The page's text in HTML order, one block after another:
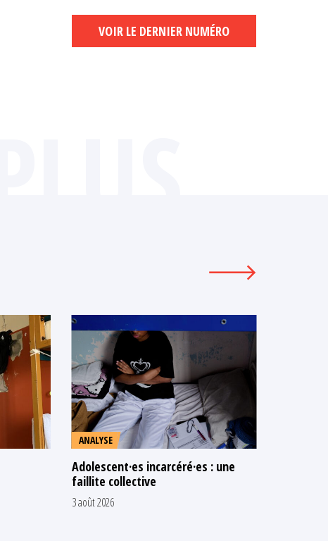
VOIR LE DERNIER NUMÉRO
ANALYSE
Adolescent·es incarcéré·es : une
faillite collective
3 août 2026